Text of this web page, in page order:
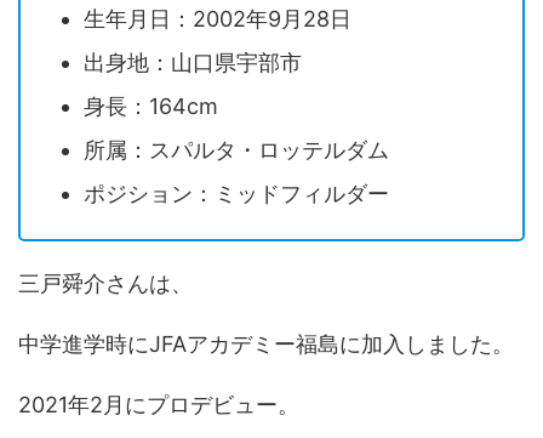
生年月日：2002年9月28日
出身地：山口県宇部市
身長：164cm
所属：スパルタ・ロッテルダム
ポジション：ミッドフィルダー
三戸舜介さんは、
中学進学時にJFAアカデミー福島に加入しました。
2021年2月にプロデビュー。